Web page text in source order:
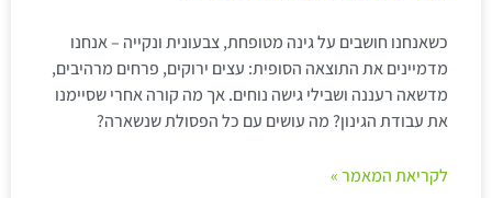
כשאנחנו חושבים על גינה מטופחת, צבעונית ונקייה – אנחנו
מדמיינים את התוצאה הסופית: עצים ירוקים, פרחים מרהיבים,
מדשאה רעננה ושבילי גישה נוחים. אך מה קורה אחרי שסיימנו
את עבודת הגינון? מה עושים עם כל הפסולת שנשארה?
לקריאת המאמר »